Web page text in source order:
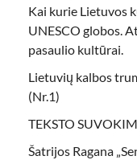
Kai kurie Lietuvos
UNESCO globos.
pasaulio kultūrai.
Lietuvių kalbos
(Nr.1)
TEKSTO
Šatrijos Ragana